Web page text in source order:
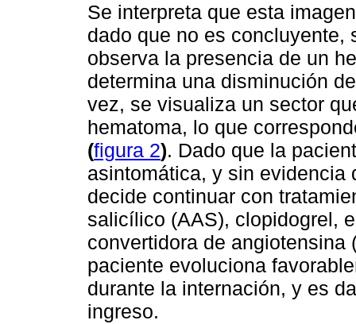
Se interpreta que esta
dado que no es concluyente,
observa la presencia de un
determina una disminución
vez, se visualiza un sector
hematoma, lo que
(figura 2). Dado que la
asintomática, y sin evidencia
decide continuar con
salicílico (AAS), clopidogrel,
convertidora de angiotensina
paciente evoluciona
durante la internación, y es
ingreso.